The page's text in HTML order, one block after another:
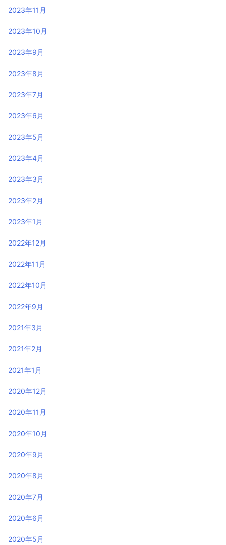
2023年11月
2023年10月
2023年9月
2023年8月
2023年7月
2023年6月
2023年5月
2023年4月
2023年3月
2023年2月
2023年1月
2022年12月
2022年11月
2022年10月
2022年9月
2021年3月
2021年2月
2021年1月
2020年12月
2020年11月
2020年10月
2020年9月
2020年8月
2020年7月
2020年6月
2020年5月